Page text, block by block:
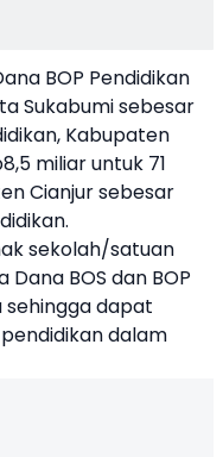
BOP Pendidikan
Sukabumi sebesar
Kabupaten
miliar untuk 71
Cianjur sebesar
sekolah/satuan
BOS dan BOP
dapat
dalam